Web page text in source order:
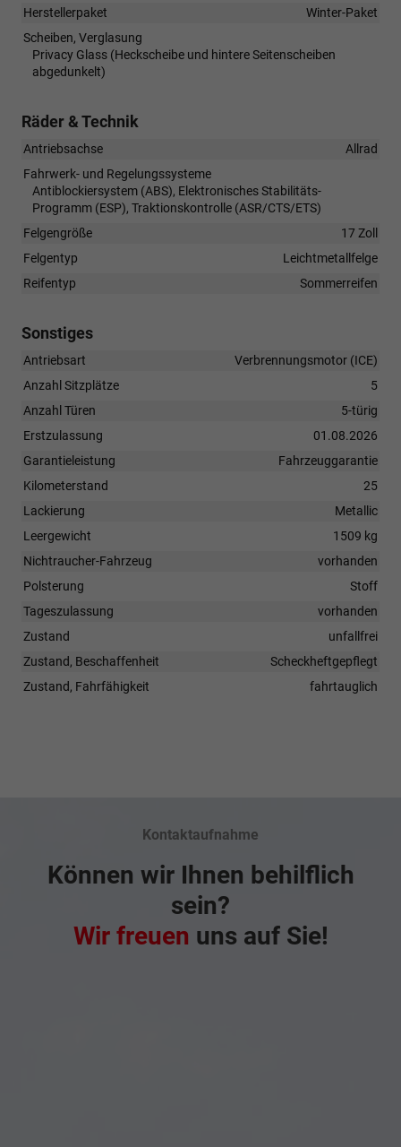
Herstellerpaket
Winter-Paket
Scheiben, Verglasung
Privacy Glass (Heckscheibe und hintere Seitenscheiben
abgedunkelt)
Räder & Technik
Antriebsachse
Allrad
Fahrwerk- und Regelungssysteme
Antiblockiersystem (ABS), Elektronisches Stabilitäts-
Programm (ESP), Traktionskontrolle (ASR/CTS/ETS)
Felgengröße
17 Zoll
Felgentyp
Leichtmetallfelge
Reifentyp
Sommerreifen
Sonstiges
Antriebsart
Verbrennungsmotor (ICE)
Anzahl Sitzplätze
5
Anzahl Türen
5-türig
Erstzulassung
01.08.2026
Garantieleistung
Fahrzeuggarantie
Kilometerstand
25
Lackierung
Metallic
Leergewicht
1509 kg
Nichtraucher-Fahrzeug
vorhanden
Polsterung
Stoff
Tageszulassung
vorhanden
Zustand
unfallfrei
Zustand, Beschaffenheit
Scheckheftgepflegt
Zustand, Fahrfähigkeit
fahrtauglich
Kontaktaufnahme
Können wir Ihnen behilflich
sein?
Wir freuen uns auf Sie!